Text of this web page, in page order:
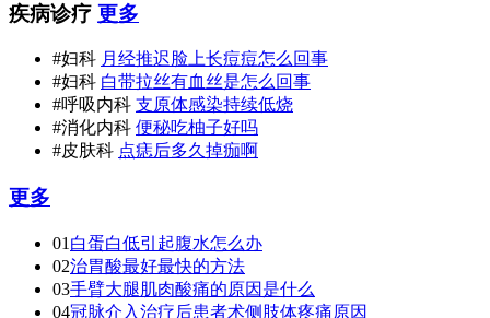
疾病诊疗 更多
#妇科 月经推迟脸上长痘痘怎么回事
#妇科 白带拉丝有血丝是怎么回事
#呼吸内科 支原体感染持续低烧
#消化内科 便秘吃柚子好吗
#皮肤科 点痣后多久掉痂啊
更多
01 白蛋白低引起腹水怎么办
02治胃酸最好最快的方法
03手臂大腿肌肉酸痛的原因是什么
04冠脉介入治疗后患者术侧肢体疼痛原因